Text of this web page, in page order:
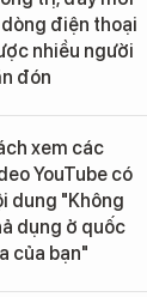
điện thoại
nhiều người
đón
xem các
YouTube có
dung "Không
dụng ở quốc
của bạn"